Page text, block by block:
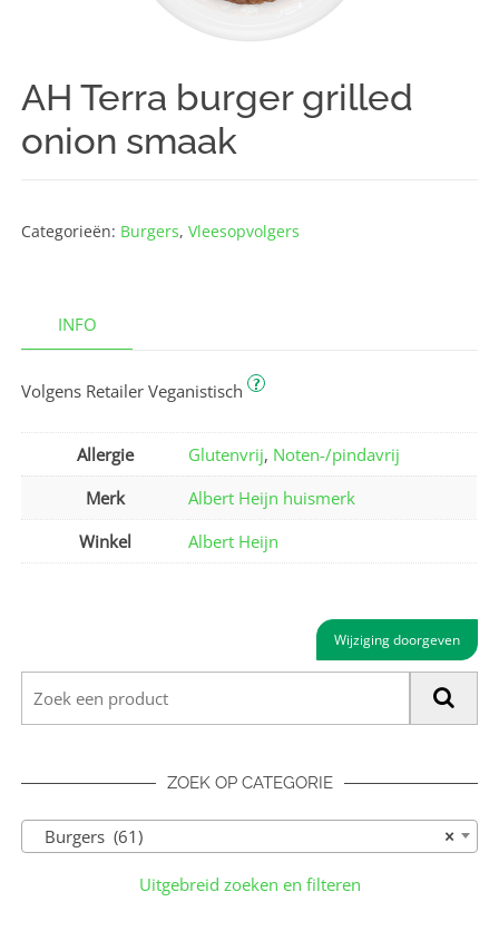
AH Terra burger grilled
onion smaak
Categorieën: Burgers,Vlees­opvolgers
INFO
Volgens Retailer Veganistisch ?
Allergie Glutenvrij, Noten-/pindavrij
Merk
Albert Heijn huismerk
Winkel
Albert Heijn
Wijziging doorgeven
ZOEK OP CATEGORIE
×
Burgers (61)
Uitgebreid zoeken en filteren